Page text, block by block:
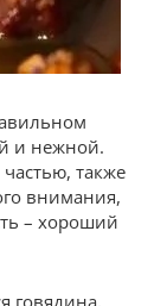
и нежной.
также
внимания,
– хороший
говядина,